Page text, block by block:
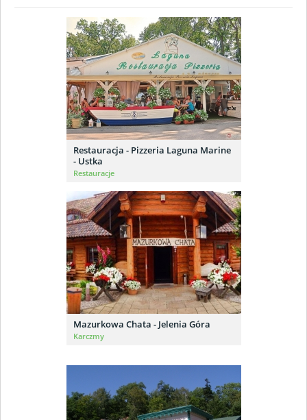
Restauracja - Pizzeria Laguna Marine
- Ustka
Restauracje
Mazurkowa Chata - Jelenia Góra
Karczmy